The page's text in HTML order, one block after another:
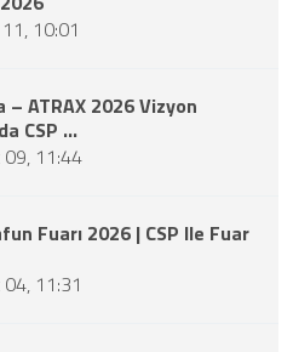
10:01
– ATRAX 2026 Vizyon
CSP ...
11:44
Fuarı 2026 | CSP Ile Fuar
11:31